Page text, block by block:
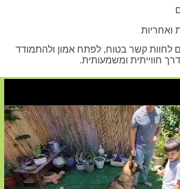
ואחריות
לחוות קשר בטוח, לפתח אמון ולהתמודד
חווייתית ומשמעותית.